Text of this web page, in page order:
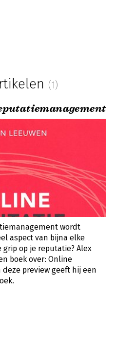
(1)
wordt
aspect van bijna elke
op je reputatie? Alex
boek over: Online
preview geeft hij een